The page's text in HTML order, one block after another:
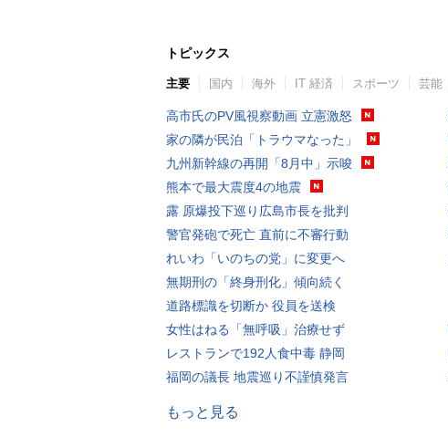
トピックス
主要 国内 海外 IT 経済 スポーツ 芸能
高市氏のPV風視察動画 立憲激怒
家の隣が民泊「トラウマなった」
九州新幹線の再開「8月中」示唆
熊本で最大震度4の地震
露 原爆投下巡り広島市長を批判
警官発砲で死亡 直前に不審行動
れいわ「いのちの党」に変更へ
無期刑の「終身刑化」傾向続く
道路標識を切断か 役員を送検
女性はねる「無呼吸」治療せず
レストランで192人食中毒 静岡
福岡の議長 地震巡り不謹慎発言
もっと見る